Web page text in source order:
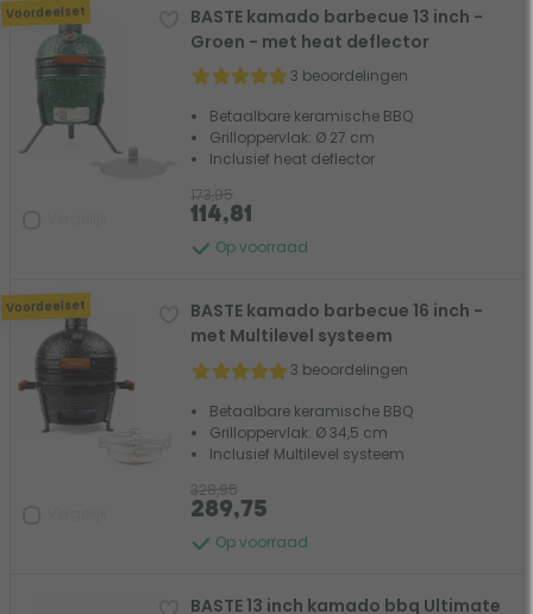
Voordeelset
BASTE kamado barbecue 13 inch -
Groen - met heat deflector
3 beoordelingen
Betaalbare keramische BBQ
Grilloppervlak: Ø 27 cm
Inclusief heat deflector
Op voorraad
173,95
114,81
Voordeelset
BASTE kamado barbecue 16 inch -
met Multilevel systeem
3 beoordelingen
Betaalbare keramische BBQ
Grilloppervlak: Ø 34,5 cm
Inclusief Multilevel systeem
Op voorraad
328,95
289,75
BASTE 13 inch kamado bbq Ultimate